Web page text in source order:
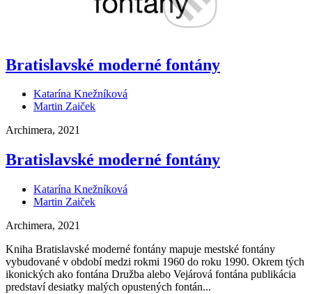
Bratislavské moderné fontány
Katarína Knežníková
Martin Zaiček
Archimera, 2021
Bratislavské moderné fontány
Katarína Knežníková
Martin Zaiček
Archimera, 2021
Kniha Bratislavské moderné fontány mapuje mestské fontány
vybudované v období medzi rokmi 1960 do roku 1990. Okrem tých
ikonických ako fontána Družba alebo Vejárová fontána publikácia
predstaví desiatky malých opustených fontán...